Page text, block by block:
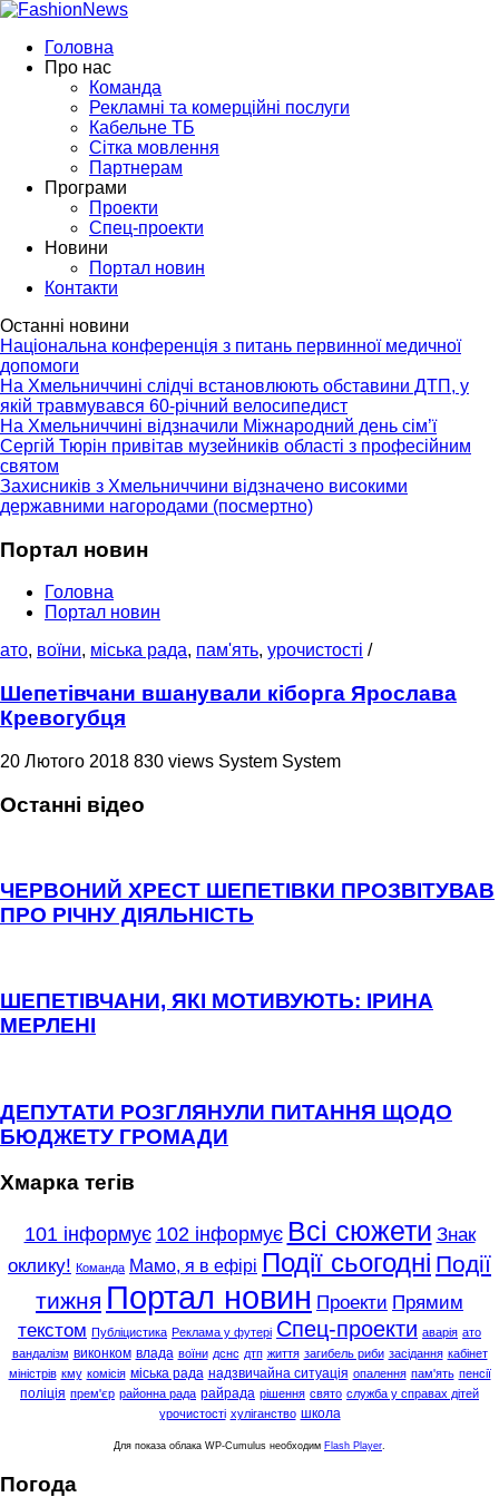
Головна
Про нас
Команда
Рекламні та комерційні послуги
Кабельне ТБ
Сітка мовлення
Партнерам
Програми
Проекти
Спец-проекти
Новини
Портал новин
Контакти
Останні новини
Національна конференція з питань первинної медичної
допомоги
На Хмельниччині слідчі встановлюють обставини ДТП, у
якій травмувався 60-річний велосипедист
На Хмельниччині відзначили Міжнародний день сім’ї
Сергій Тюрін привітав музейників області з професійним
святом
Захисників з Хмельниччини відзначено високими
державними нагородами (посмертно)
Портал новин
Головна
Портал новин
ато, воїни, міська рада, пам'ять, урочистості /
Шепетівчани вшанували кіборга Ярослава
Кревогубця
20 Лютого 2018 830 views System System
Останні відео
ЧЕРВОНИЙ ХРЕСТ ШЕПЕТІВКИ ПРОЗВІТУВАВ
ПРО РІЧНУ ДІЯЛЬНІСТЬ
ШЕПЕТІВЧАНИ, ЯКІ МОТИВУЮТЬ: ІРИНА
МЕРЛЕНІ
ДЕПУТАТИ РОЗГЛЯНУЛИ ПИТАННЯ ЩОДО
БЮДЖЕТУ ГРОМАДИ
Хмарка тегів
101 інформує 102 інформує Всі сюжети Знак
оклику! Команда Мамо, я в ефірі Події сьогодні Події
тижня Портал новин Проекти Прямим
текстом Публіцистика Реклама у футері Спец-проекти аварія ато
вандалізм виконком влада воїни дснс дтп життя загибель риби засідання кабінет
міністрів кму комісія міська рада надзвичайна ситуація опалення пам'ять пенсії
поліція прем'єр районна рада райрада рішення свято служба у справах дітей
урочистості хуліганство школа
Для показа облака WP-Cumulus необходим Flash Player.
Погода